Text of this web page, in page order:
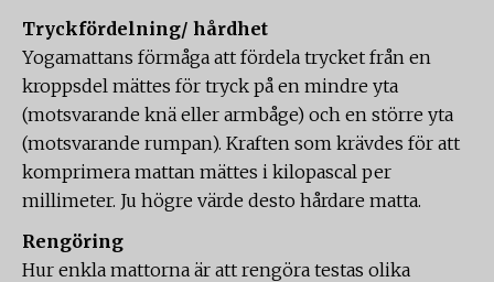
Tryckfördelning/ hårdhet
Yogamattans förmåga att fördela trycket från en
kroppsdel mättes för tryck på en mindre yta
(motsvarande knä eller armbåge) och en större yta
(motsvarande rumpan). Kraften som krävdes för att
komprimera mattan mättes i kilopascal per
millimeter. Ju högre värde desto hårdare matta.
Rengöring
Hur enkla mattorna är att rengöra testas olika